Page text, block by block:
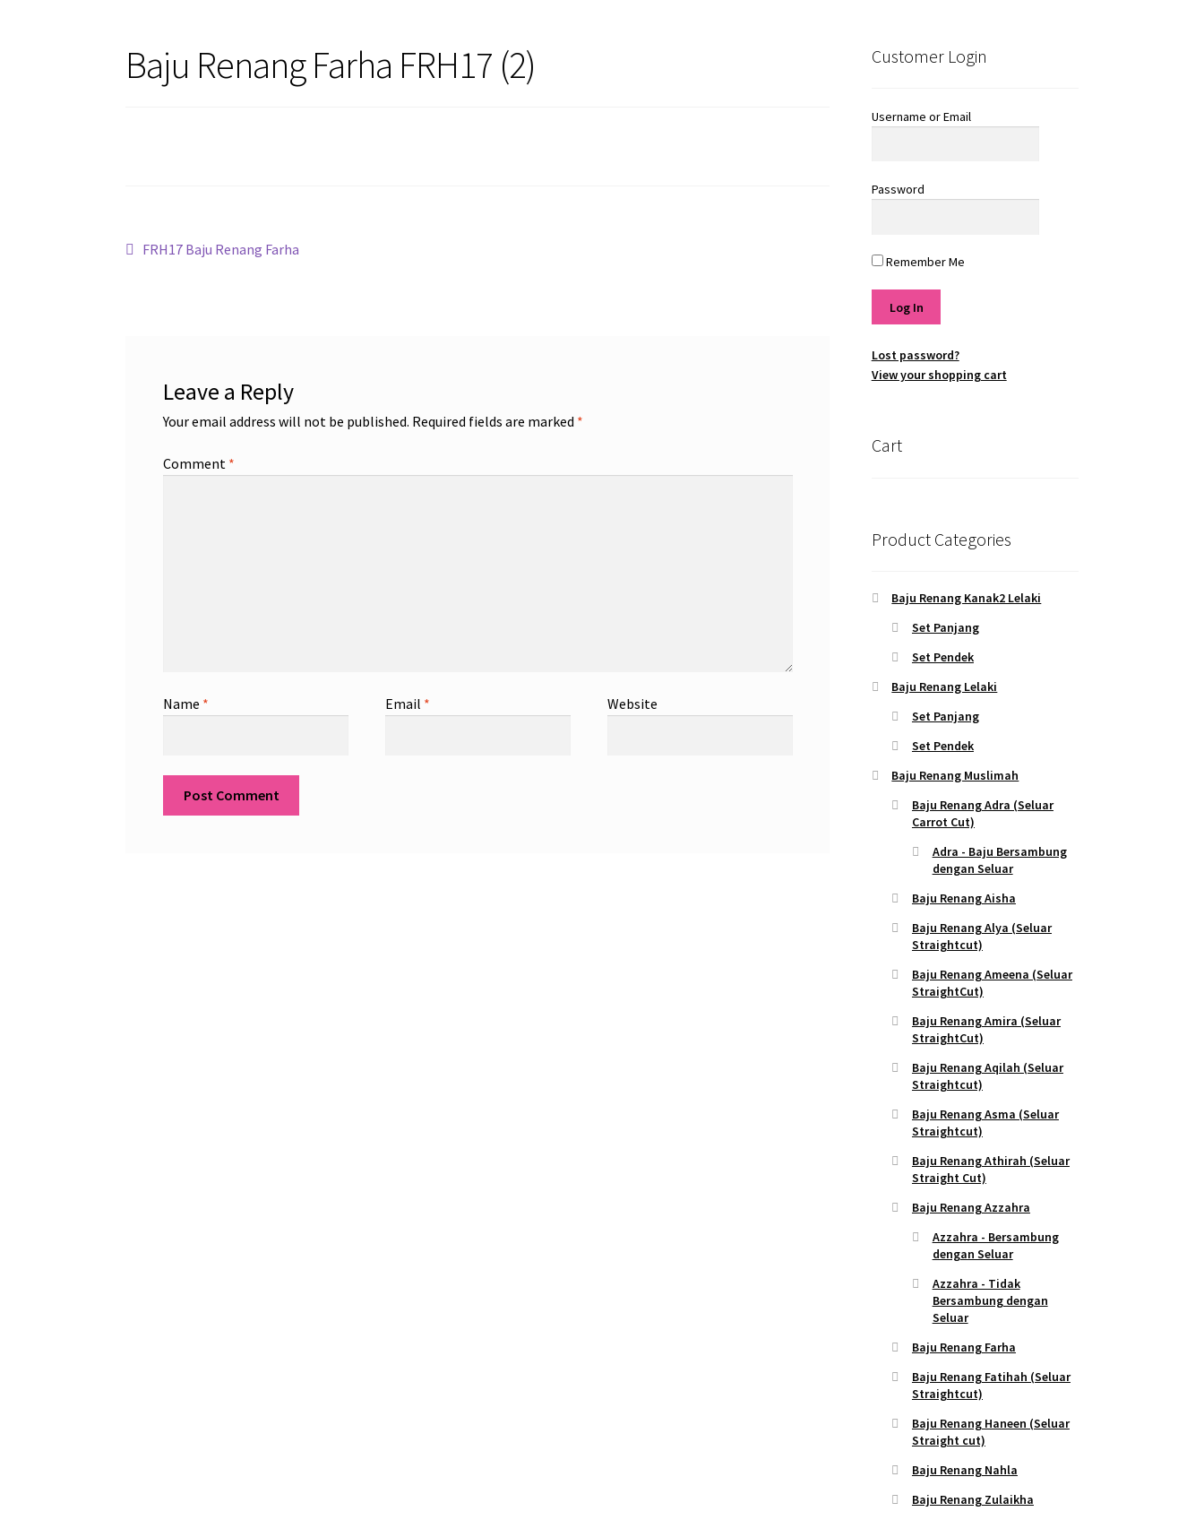
Baju Renang Farha FRH17 (2)
Post
Previous
FRH17 Baju Renang Farha
Leave a Reply
Your email address will not be published. Required fields are marked *
Comment *
Name * Email * Website
Customer Login
Username or Email
Password
Remember Me
Lost password?
View your shopping cart
Cart
Product Categories
Baju Renang Kanak2 Lelaki
Set Panjang
Set Pendek
Baju Renang Lelaki
Set Panjang
Set Pendek
Baju Renang Muslimah
Baju Renang Adra (Seluar
Carrot Cut)
Adra - Baju Bersambung
dengan Seluar
Baju Renang Aisha
Baju Renang Alya (Seluar
Straightcut)
Baju Renang Ameena (Seluar
StraightCut)
Baju Renang Amira (Seluar
StraightCut)
Baju Renang Aqilah (Seluar
Straightcut)
Baju Renang Asma (Seluar
Straightcut)
Baju Renang Athirah (Seluar
Straight Cut)
Baju Renang Azzahra
Azzahra - Bersambung
dengan Seluar
Azzahra - Tidak
Bersambung dengan
Seluar
Baju Renang Farha
Baju Renang Fatihah (Seluar
Straightcut)
Baju Renang Haneen (Seluar
Straight cut)
Baju Renang Nahla
Baju Renang Zulaikha